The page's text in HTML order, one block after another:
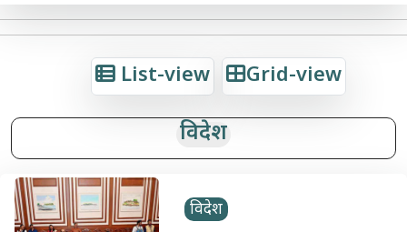
List-view Grid-view
विदेश
विदेश